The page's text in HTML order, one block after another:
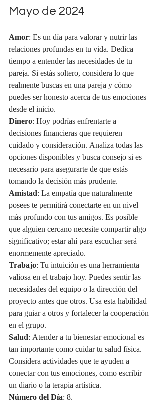
Mayo de 2024
Amor: Es un día para valorar y nutrir las
relaciones profundas en tu vida. Dedica
tiempo a entender las necesidades de tu
pareja. Si estás soltero, considera lo que
realmente buscas en una pareja y cómo
puedes ser honesto acerca de tus emociones
desde el inicio.
Dinero: Hoy podrías enfrentarte a
decisiones financieras que requieren
cuidado y consideración. Analiza todas las
opciones disponibles y busca consejo si es
necesario para asegurarte de que estás
tomando la decisión más prudente.
Amistad: La empatía que naturalmente
posees te permitirá conectarte en un nivel
más profundo con tus amigos. Es posible
que alguien cercano necesite compartir algo
significativo; estar ahí para escuchar será
enormemente apreciado.
Trabajo: Tu intuición es una herramienta
valiosa en el trabajo hoy. Puedes sentir las
necesidades del equipo o la dirección del
proyecto antes que otros. Usa esta habilidad
para guiar a otros y fortalecer la cooperación
en el grupo.
Salud: Atender a tu bienestar emocional es
tan importante como cuidar tu salud física.
Considera actividades que te ayuden a
conectar con tus emociones, como escribir
un diario o la terapia artística.
Número del Día: 8.